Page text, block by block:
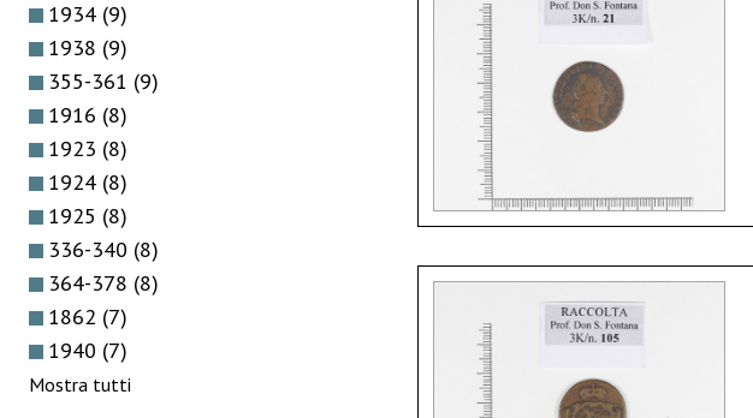
1934 (9)
1938 (9)
355-361 (9)
1916 (8)
1923 (8)
1924 (8)
1925 (8)
336-340 (8)
364-378 (8)
1862 (7)
1940 (7)
Mostra tutti